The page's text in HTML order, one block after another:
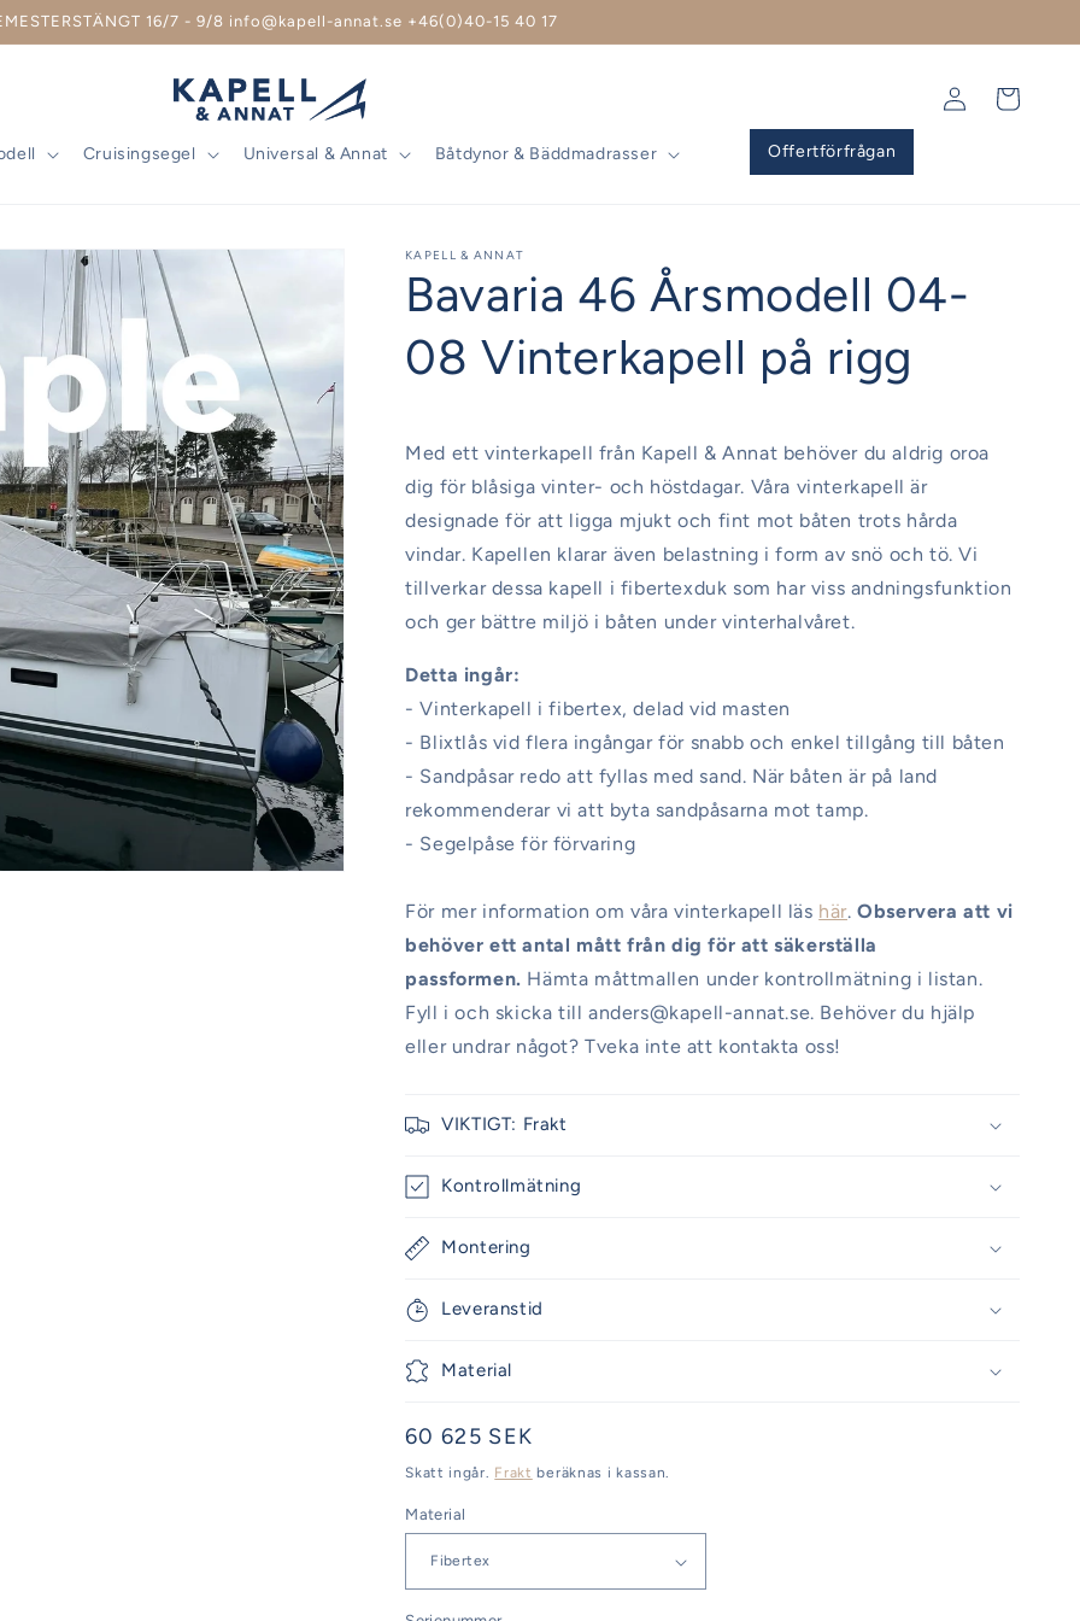
16/7 - 9/8 info@kapell-annat.se +46(0)40-15 40 17
Cruisingsegel Universal & Annat Båtdynor & Bäddmadrasser Offertförfrågan
Logga
Varukorg
KAPELL & ANNAT
Bavaria 46 Årsmodell 04-
08 Vinterkapell på rigg
Med ett vinterkapell från Kapell & Annat behöver du aldrig oroa
dig för blåsiga vinter- och höstdagar. Våra vinterkapell är
designade för att ligga mjukt och fint mot båten trots hårda
vindar. Kapellen klarar även belastning i form av snö och tö. Vi
tillverkar dessa kapell i fibertexduk som har viss andningsfunktion
och ger bättre miljö i båten under vinterhalvåret.
Detta ingår:
- Vinterkapell i fibertex, delad vid masten
- Blixtlås vid flera ingångar för snabb och enkel tillgång till båten
- Sandpåsar redo att fyllas med sand. När båten är på land
rekommenderar vi att byta sandpåsarna mot tamp.
- Segelpåse för förvaring
För mer information om våra vinterkapell läs här.Observera att vi
behöver ett antal mått från dig för att säkerställa
passformen. Hämta måttmallen under kontrollmätning i listan.
Fyll i och skicka till anders@kapell-annat.se. Behöver du hjälp
eller undrar något? Tveka inte att kontakta oss!
VIKTIGT: Frakt
Kontrollmätning
Montering
Leveranstid
Material
Ordinarie
pris
60 625 SEK
Skatt ingår. Frakt beräknas i kassan.
Material